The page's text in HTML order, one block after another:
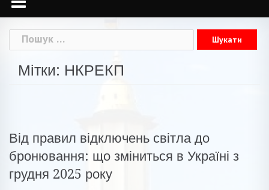
Пошук:
Мітки: НКРЕКП
Від правил відключень світла до
бронювання: що зміниться в Україні з
грудня 2025 року